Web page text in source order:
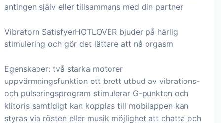
antingen själv eller tillsammans med din partner
Vibratorn SatisfyerHOTLOVER bjuder på härlig
stimulering och gör det lättare att nå orgasm
Egenskaper: två starka motorer
uppvärmningsfunktion ett brett utbud av vibrations-
och pulseringsprogram stimulerar G-punkten och
klitoris samtidigt kan kopplas till mobilappen kan
styras via rösten eller musik möjlighet att chatta och